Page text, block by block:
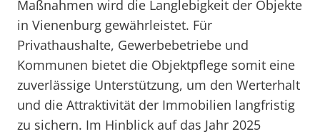
Maßnahmen wird die Langlebigkeit der Objekte
in Vienenburg gewährleistet. Für
Privathaushalte, Gewerbebetriebe und
Kommunen bietet die Objektpflege somit eine
zuverlässige Unterstützung, um den Werterhalt
und die Attraktivität der Immobilien langfristig
zu sichern. Im Hinblick auf das Jahr 2025